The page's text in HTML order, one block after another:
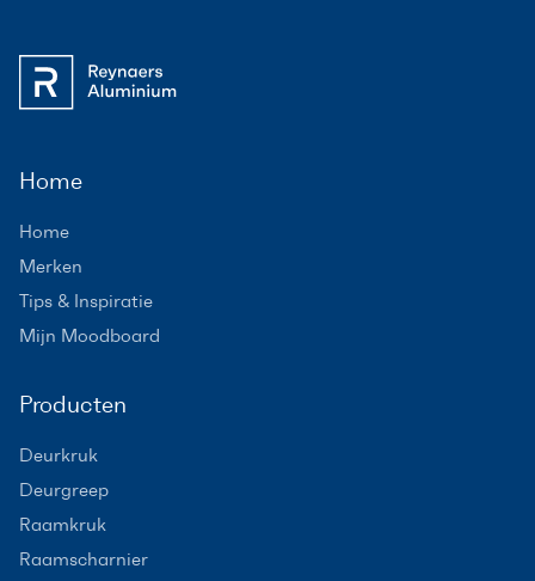
Home
Home
Merken
Tips & Inspiratie
Mijn Moodboard
Producten
Deurkruk
Deurgreep
Raamkruk
Raamscharnier